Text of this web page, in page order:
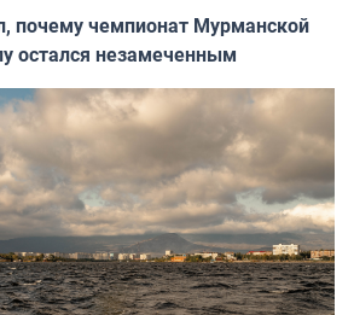
почему чемпионат Мурманской
остался незамеченным